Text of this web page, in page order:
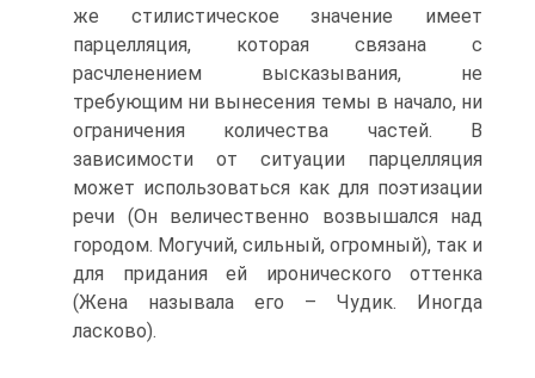
же стилистическое значение имеет
парцелляция, которая связана с
расчленением высказывания, не
требующим ни вынесения темы в начало, ни
ограничения количества частей. В
зависимости от ситуации парцелляция
может использоваться как для поэтизации
речи (Он величественно возвышался над
городом. Могучий, сильный, огромный), так и
для придания ей иронического оттенка
(Жена называла его – Чудик. Иногда
ласково).